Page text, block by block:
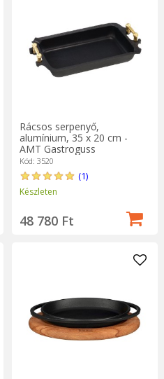
Rácsos serpenyő,
alumínium, 35 x 20 cm -
AMT Gastroguss
Kód: 3520
(1)
Készleten
48 780 Ft